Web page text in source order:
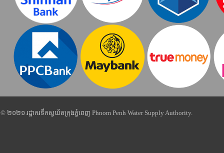
© ២០២១ រដ្ឋាករទឹកស្វយ័តក្រុងភ្នំពេញ Phnom Penh Water Supply Authority.